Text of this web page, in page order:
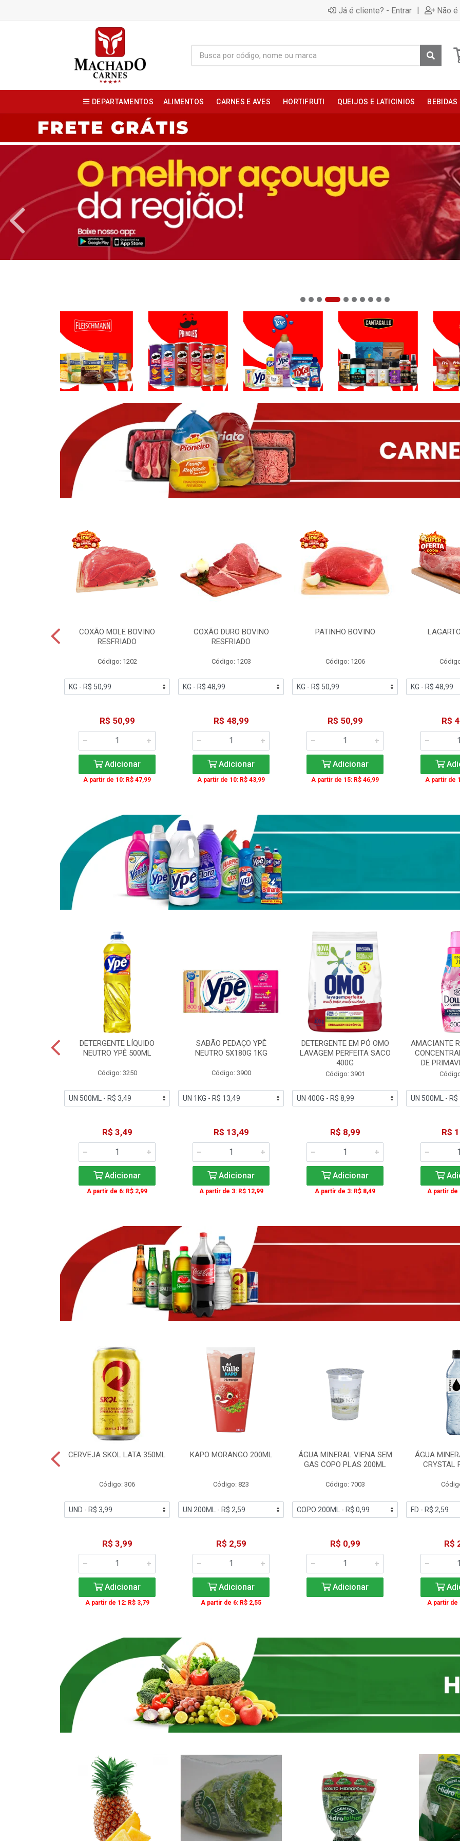
Já é cliente? - Entrar | Não
DEPARTAMENTOS ALIMENTOS CARNES E AVES HORTIFRUTI QUEIJOS E LATICINIOS BEBIDAS
COXÃO MOLE BOVINO
RESFRIADO
Código: 1202
R$ 50,99
Adicionar
A partir de 10: R$ 47,99
COXÃO DURO BOVINO
RESFRIADO
Código: 1203
R$ 48,99
Adicionar
A partir de 10: R$ 43,99
PATINHO BOVINO
Código: 1206
R$ 50,99
Adicionar
A partir de 15: R$ 46,99
R$
A partir de
DETERGENTE LÍQUIDO
NEUTRO YPÊ 500ML
Código: 3250
R$ 3,49
Adicionar
A partir de 6: R$ 2,99
SABÃO PEDAÇO YPÊ
NEUTRO 5X180G 1KG
Código: 3900
R$ 13,49
Adicionar
A partir de 3: R$ 12,99
DETERGENTE EM PÓ OMO
LAVAGEM PERFEITA SACO
400G
Código: 3901
R$ 8,99
Adicionar
A partir de 3: R$ 8,49
AMACIANTE
DE
R$
A partir de
CERVEJA SKOL LATA 350ML
Código: 306
R$ 3,99
Adicionar
A partir de 12: R$ 3,79
KAPO MORANGO 200ML
Código: 823
R$ 2,59
Adicionar
A partir de 6: R$ 2,55
ÁGUA MINERAL VIENA SEM
GAS COPO PLAS 200ML
Código: 7003
R$ 0,99
Adicionar
ÁGUA
CRYSTAL
R$
A partir de